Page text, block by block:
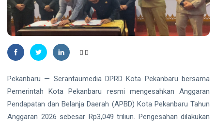
Unilak
Raih Juara
Harapan I
Nasional
Disabilitas
Aug,
2026
24
views
HUKRIM
Mantan
Diduga
Bacok
hingga
Tewas di
07
Aug,
2026
views
INDRAGIRI
Pekanbaru — Serantaumedia DPRD Kota Pekanbaru bersama
Pemerintah Kota Pekanbaru resmi mengesahkan Anggaran
Pendapatan dan Belanja Daerah (APBD) Kota Pekanbaru Tahun
Anggaran 2026 sebesar Rp3,049 triliun. Pengesahan dilakukan